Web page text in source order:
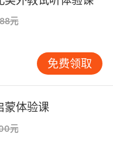
元
免费领取
蒙体验课
元